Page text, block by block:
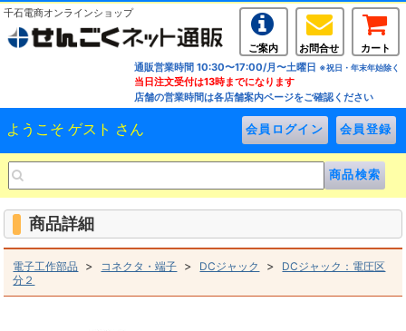
千石電商オンラインショップ
ご案内 お問合せ
カート
通販営業時間 10:30〜17:00/月〜土曜日 ※祝日・年末年始除く
当日注文受付は13時までになります
店舗の営業時間は各店舗案内ページをご確認ください
ようこそ ゲスト さん
商品詳細
電子工作部品 > コネクタ・端子 > DCジャック > DCジャック：電圧区
分２